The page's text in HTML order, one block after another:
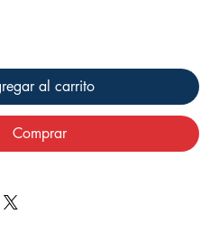
al carrito
Comprar